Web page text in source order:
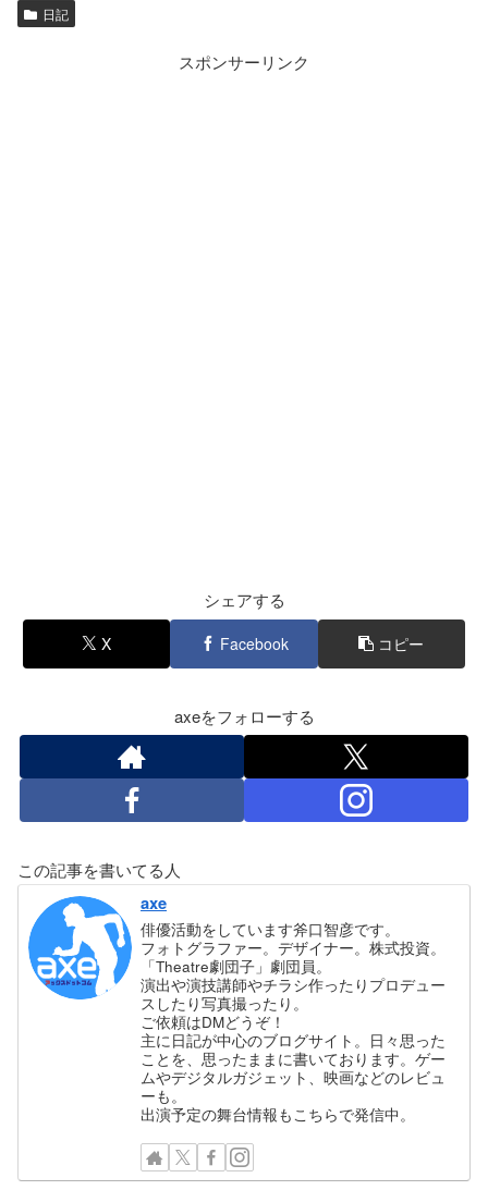
日記
スポンサーリンク
シェアする
X Facebook コピー
axeをフォローする
この記事を書いてる人
axe
俳優活動をしています斧口智彦です。
フォトグラファー。デザイナー。株式投資。
「Theatre劇団子」劇団員。
演出や演技講師やチラシ作ったりプロデュー
スしたり写真撮ったり。
ご依頼はDMどうぞ！
主に日記が中心のブログサイト。日々思った
ことを、思ったままに書いております。ゲー
ムやデジタルガジェット、映画などのレビュ
ーも。
出演予定の舞台情報もこちらで発信中。